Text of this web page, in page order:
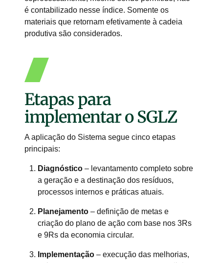
é contabilizado nesse índice. Somente os
materiais que retornam efetivamente à cadeia
produtiva são considerados.
Etapas para
implementar o SGLZ
A aplicação do Sistema segue cinco etapas
principais:
Diagnóstico – levantamento completo sobre
a geração e a destinação dos resíduos,
processos internos e práticas atuais.
Planejamento – definição de metas e
criação do plano de ação com base nos 3Rs
e 9Rs da economia circular.
Implementação – execução das melhorias,